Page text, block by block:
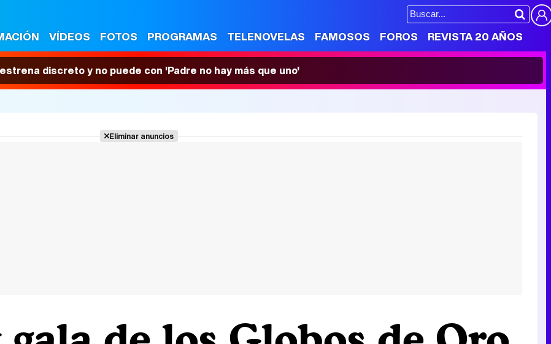
VÍDEOS FOTOS PROGRAMAS TELENOVELAS FAMOSOS FOROS REVISTA 20 AÑOS
discreto y no puede con 'Padre no hay más que uno'
Eliminar anuncios